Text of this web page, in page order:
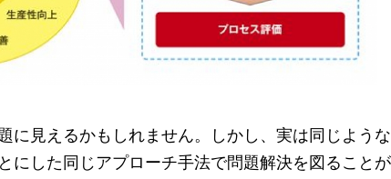
見えるかもしれません。しかし、実は同じよう
した同じアプローチ手法で問題解決を図ることが